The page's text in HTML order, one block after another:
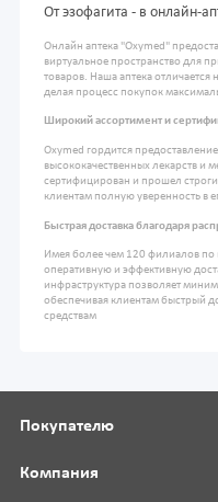
От эзофагита - в онлайн-
Онлайн аптека "Oxymed"
виртуальное пространство для
товаров. Наша аптека
делая процесс покупок
Широкий ассортимент и
Oxymed гордится
высококачественных лекарств и
сертифицирован и прошел
клиентам полную уверенность в
Быстрая доставка благодаря
Имея более чем 120 филиалов по
оперативную и эффективную
инфраструктура позволяет
обеспечивая клиентам быстрый
средствам
Покупателю
Компания